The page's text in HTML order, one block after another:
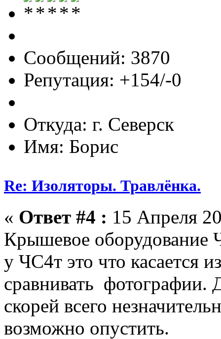
Сообщений: 3870
Репутация: +154/-0
Откуда: г. Северск
Имя: Борис
Re: Изоляторы. Травлёнка.
« Ответ #4 : 15 Апреля
Крышевое оборудование
у ЧС4т это что касается
сравнивать фотографии.
скорей всего
возможно опустить.